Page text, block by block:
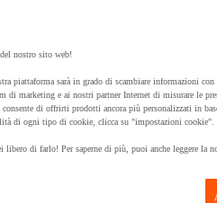
Manutan Expert
Prodotti
nostro sito web!
piattaforma sarà in grado di scambiare informazioni
di marketing e ai nostri partner Internet di misurare le
di offrirti prodotti ancora più personalizzati in
di ogni tipo di cookie, clicca su "impostazioni cookie".
libero di farlo! Per saperne di più, puoi anche leggere la